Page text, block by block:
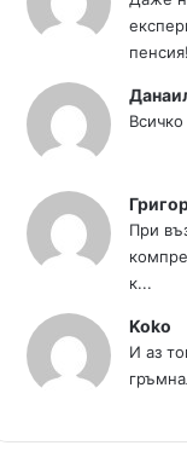
При
к...
Koko
И аз